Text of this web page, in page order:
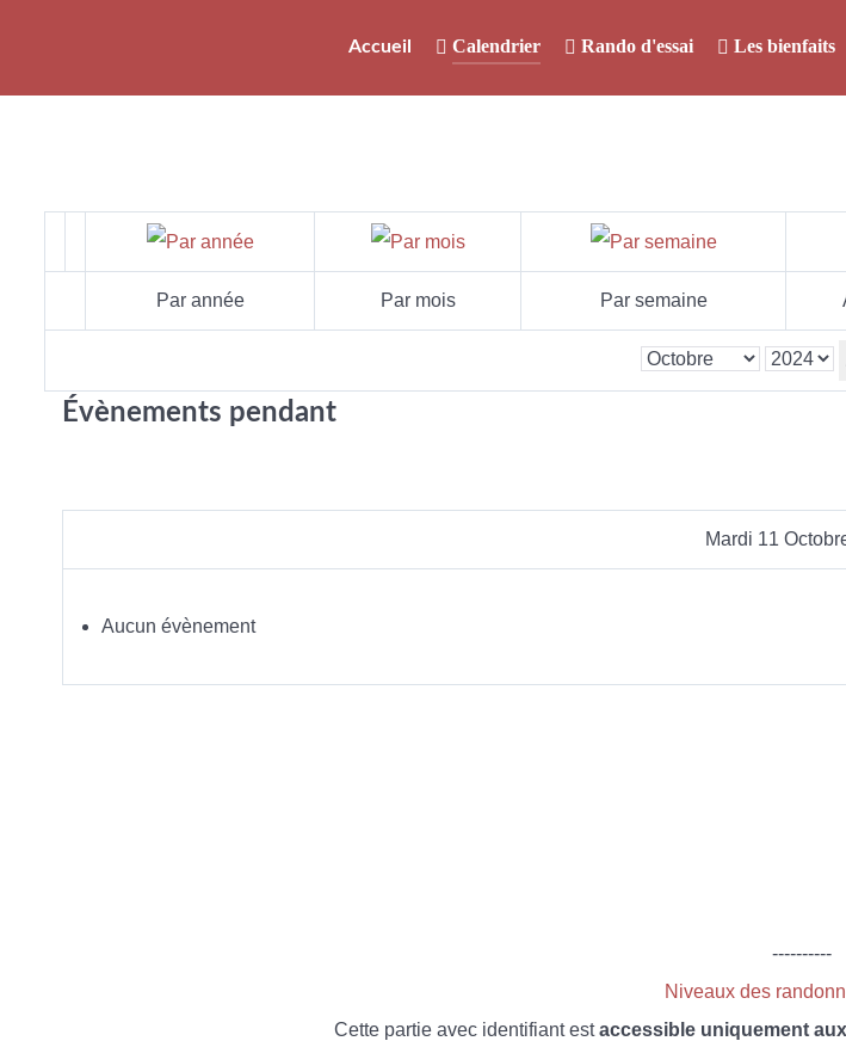
Accueil Calendrier Rando d'essai Les bienfaits
Par année Par mois Par semaine
Évènements pendant
Mardi 11
Aucun évènement
----------
Niveaux des
Cette partie avec identifiant estaccessible uniquement